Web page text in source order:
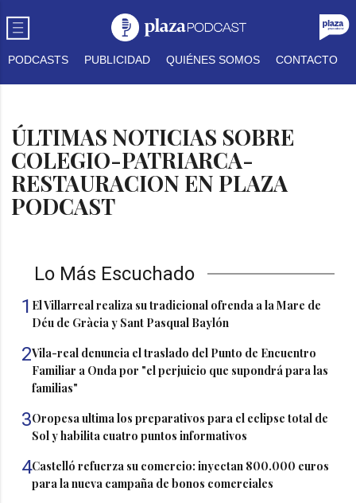
PODCASTS PUBLICIDAD QUIÉNES SOMOS CONTACTO
ÚLTIMAS NOTICIAS SOBRE
COLEGIO-PATRIARCA-
RESTAURACION EN PLAZA
PODCAST
Lo Más Escuchado
1 El Villarreal realiza su tradicional ofrenda a la Mare de
Déu de Gràcia y Sant Pasqual Baylón
2Vila-real denuncia el traslado del Punto de Encuentro
Familiar a Onda por "el perjuicio que supondrá para las
familias"
3Oropesa ultima los preparativos para el eclipse total de
Sol y habilita cuatro puntos informativos
4Castelló refuerza su comercio: inyectan 800.000 euros
para la nueva campaña de bonos comerciales